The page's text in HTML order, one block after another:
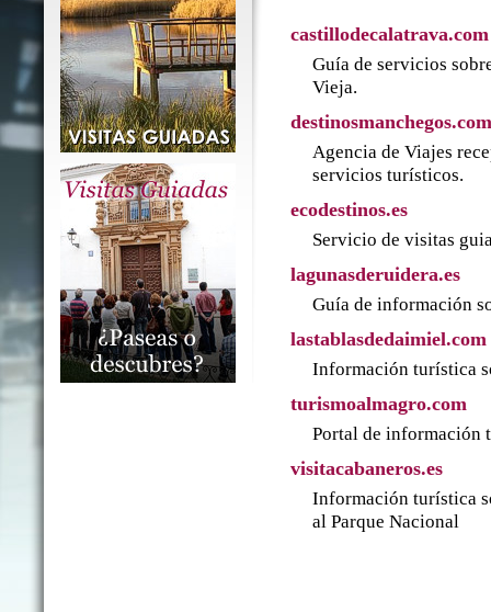
castillodecalatrava.com
Guía de servicios
Vieja.
destinosmanchegos.com
Agencia de Viajes
servicios turísticos.
ecodestinos.es
Servicio de visitas
lagunasderuidera.es
Guía de información
lastablasdedaimiel.com
Información turística
turismoalmagro.com
Portal de información
visitacabaneros.es
Información turística
al Parque Nacional